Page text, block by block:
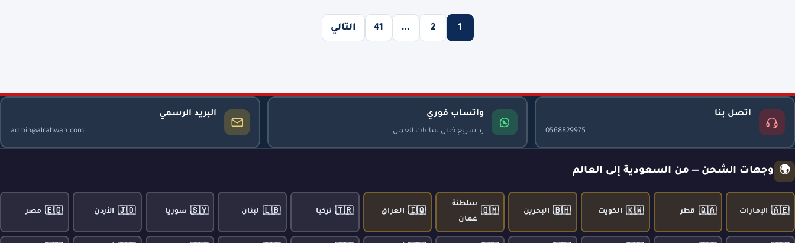
1
2
…
41 التالي
اتصل بنا
0568829975
واتساب فوري
رد سريع خلال ساعات العمل
البريد الرسمي
admin@alrahwan.com
🌍 وجهات الشحن — من السعودية إلى العالم
🇦🇪 الإمارات 🇶🇦 قطر 🇰🇼 الكويت 🇧🇭 البحرين 🇴🇲
سلطنة
عمان
🇮🇶 العراق 🇹🇷 تركيا 🇱🇧 لبنان 🇸🇾 سوريا 🇯🇴 الأردن 🇪🇬 مصر